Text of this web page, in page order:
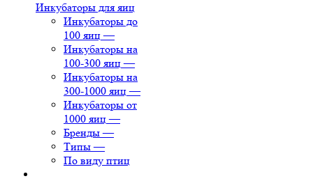
Инкубаторы для яиц
Инкубаторы до
100 яиц —
Инкубаторы на
100-300 яиц —
Инкубаторы на
300-1000 яиц —
Инкубаторы от
1000 яиц —
Бренды —
Типы —
По виду птиц